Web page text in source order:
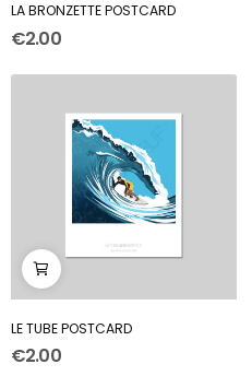
LA BRONZETTE POSTCARD
€2.00
LE TUBE POSTCARD
€2.00